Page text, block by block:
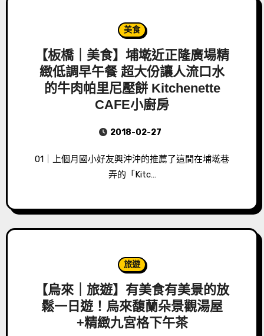
美食
【板橋｜美食】埔墘近正隆廣場精
緻低調早午餐 超大份讓人流口水
的牛肉帕里尼壓餅 Kitchenette
CAFE小廚房
2018-02-27
01｜上個月國小好友興沖沖的推薦了這間在埔墘巷
弄的「Kitc…
旅遊
【烏來｜旅遊】有美食有美景的放
鬆一日遊！烏來馥蘭朵景觀湯屋
+精緻九宮格下午茶